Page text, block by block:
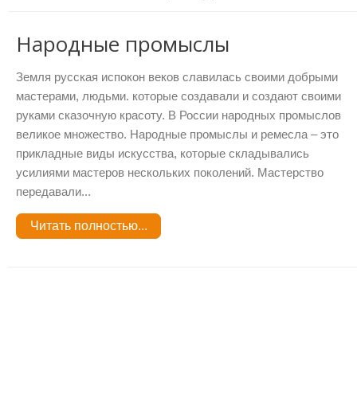
Народные промыслы
Земля русская испокон веков славилась своими добрыми
мастерами, людьми. которые создавали и создают своими
руками сказочную красоту. В России народных промыслов
великое множество. Народные промыслы и ремесла – это
прикладные виды искусства, которые складывались
усилиями мастеров нескольких поколений. Мастерство
передавали...
Читать полностью...